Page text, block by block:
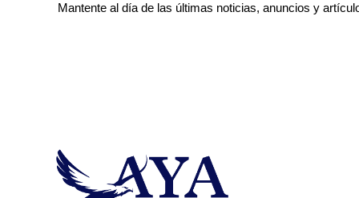
Mantente al día de las últimas noticias, anuncios y